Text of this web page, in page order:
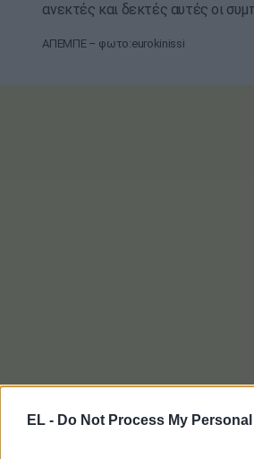
EL - Do Not Process My
ανεκτές και δεκτές αυτές οι
ΑΠΕΜΠΕ – φωτο:eurokinissi